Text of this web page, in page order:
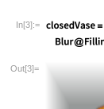
In[3]:=
Out[3]=